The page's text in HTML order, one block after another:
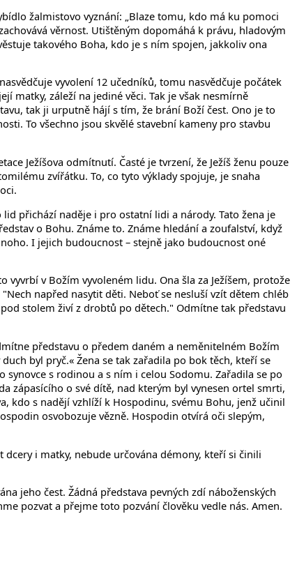
žalmistovo vyznání: „Blaze tomu, kdo má ku pomoci
věrnost. Utištěným dopomáhá k právu, hladovým
takového Boha, kdo je s ním spojen, jakkoliv ona
vyvolení 12 učedníků, tomu nasvědčuje počátek
matky, záleží na jediné věci. Tak je však nesmírně
tak ji urputně hájí s tím, že brání Boží čest. Ono je to
To všechno jsou skvělé stavební kameny pro stavbu
Ježíšova odmítnutí. Časté je tvrzení, že Ježíš ženu pouze
zvířátku. To, co tyto výklady spojuje, je snaha
přichází naděje i pro ostatní lidi a národy. Tato žena je
o Bohu. Známe to. Známe hledání a zoufalství, když
I jejich budoucnost – stejně jako budoucnost oné
vyvrbí v Božím vyvoleném lidu. Ona šla za Ježíšem, protože
napřed nasytit děti. Neboť se nesluší vzít dětem chléb
stolem živí z drobtů po dětech." Odmítne tak představu
představu o předem daném a neměnitelném Božím
byl pryč.« Žena se tak zařadila po bok těch, kteří se
s rodinou a s ním i celou Sodomu. Zařadila se po
zápasícího o své dítě, nad kterým byl vynesen ortel smrti,
kdo s nadějí vzhlíží k Hospodinu, svému Bohu, jenž učinil
osvobozuje vězně. Hospodin otvírá oči slepým,
i matky, nebude určována démony, kteří si činili
jeho čest. Žádná představa pevných zdí náboženských
pozvat a přejme toto pozvání člověku vedle nás. Amen.